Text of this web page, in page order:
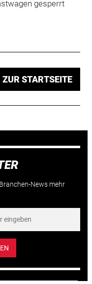
gesperrt
ZUR STARTSEITE
News mehr